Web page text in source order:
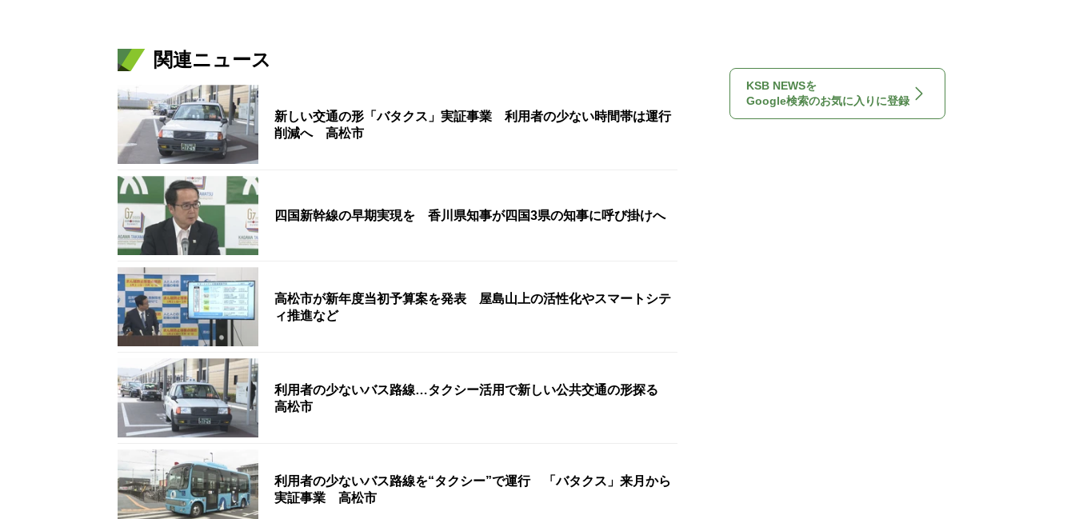
関連ニュース
新しい交通の形「バタクス」実証事業 利用者の少ない時間帯は運行
削減へ 高松市
四国新幹線の早期実現を 香川県知事が四国3県の知事に呼び掛けへ
高松市が新年度当初予算案を発表 屋島山上の活性化やスマートシテ
ィ推進など
利用者の少ないバス路線…タクシー活用で新しい公共交通の形探る
高松市
利用者の少ないバス路線を“タクシー”で運行 「バタクス」来月から
実証事業 高松市
KSB NEWSを
Google検索のお気に入りに登録